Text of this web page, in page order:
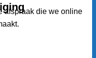
afspraak die we online